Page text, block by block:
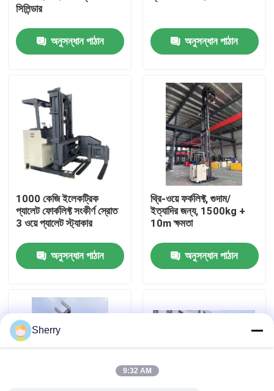
ভিডিও
আমাদের সম্পর্কে
মান নিয়ন্ত্রণ
যোগাযোগ করুন
ব্লগ
সিলিন্ডার
অনুসন্ধান পাঠান অনুসন্ধান পাঠান
1000 কেজি ইলেকট্রিক
প্যালেট ফোর্কলিফ্ট সংকীর্ণ স্রোত
3 ওয়ে প্যালেট স্ট্যাকার
অনুসন্ধান পাঠান
থ্রি-ওয়ে ফর্কলিফ্ট, গুদাম/
ইত্যাদির জন্য, 1500kg +
10m ক্ষমতা
অনুসন্ধান পাঠান
Sherry
9:32 AM